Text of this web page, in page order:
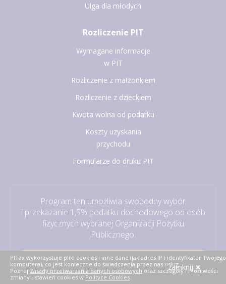
Ulga dla młodych
Rozliczenie PIT
Wymagane informacje
w PIT
Rozliczenie z małżonkiem
Rozliczenie z dzieckiem
Kwota wolna od podatku
Koszty uzyskania
przychodu
Formularze do druku PIT
Program ten umożliwia swobodny wybór
i przekazanie 1,5% podatku dochodowego od osób
fizycznych wybranej Organizacji Pożytku
Publicznego.
Rozlicz PIT
PITax wykorzystuje pliki cookies i inne dane (jak adres IP i identyfikator Twojego
komputera), co jest konieczne do świadczenia przez nas usług.
Poznaj Zasady przetwarzania danych osobowych oraz szczegóły i możliwości
zmiany ustawień cookies w Polityce Cookies.
zamknij